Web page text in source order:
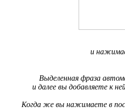
и
Выделенная фраза
и далее вы добавляете к
Когда же вы нажимаете в